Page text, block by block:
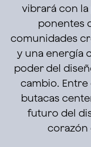
vibrará con
ponentes
comunidades
y una energía
poder del
cambio.
butacas
futuro del
corazón